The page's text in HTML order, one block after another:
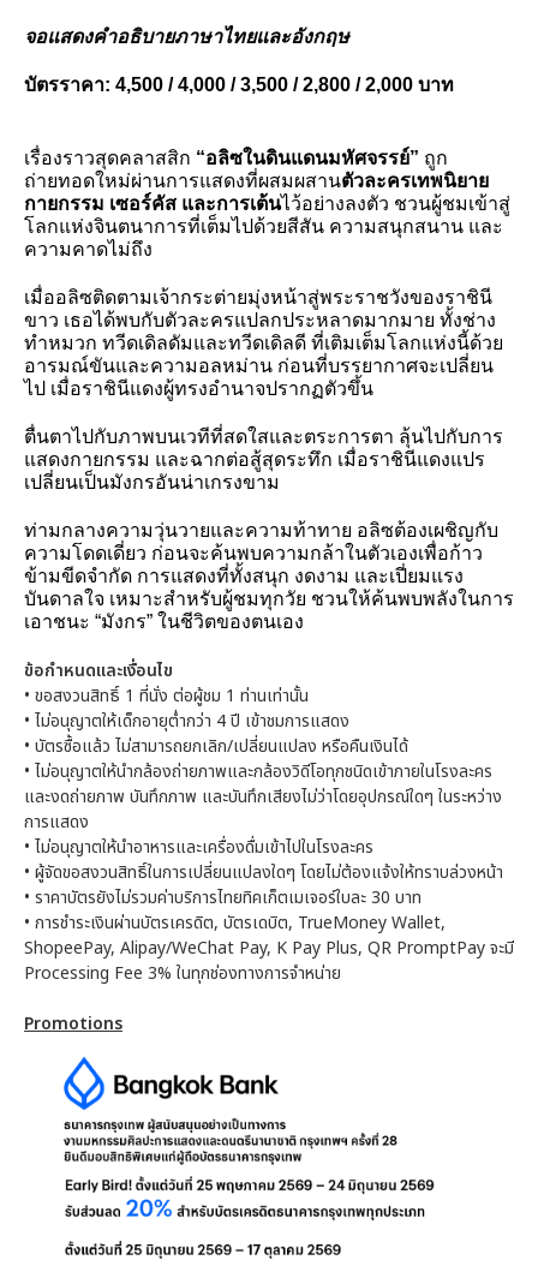
จอแสดงคำอธิบายภาษาไทยและอังกฤษ
บัตรราคา: 4,500 / 4,000 / 3,500 / 2,800 / 2,000 บาท
เรื่องราวสุดคลาสสิก “อลิซในดินแดนมหัศจรรย์” ถูก
ถ่ายทอดใหม่ผ่านการแสดงที่ผสมผสานตัวละครเทพนิยาย
กายกรรม เซอร์คัส และการเต้นไว้อย่างลงตัว ชวนผู้ชมเข้าสู่
โลกแห่งจินตนาการที่เต็มไปด้วยสีสัน ความสนุกสนาน และ
ความคาดไม่ถึง
เมื่ออลิซติดตามเจ้ากระต่ายมุ่งหน้าสู่พระราชวังของราชินี
ขาว เธอได้พบกับตัวละครแปลกประหลาดมากมาย ทั้งช่าง
ทำหมวก ทวีดเดิลดัมและทวีดเดิลดี ที่เติมเต็มโลกแห่งนี้ด้วย
อารมณ์ขันและความอลหม่าน ก่อนที่บรรยากาศจะเปลี่ยน
ไป เมื่อราชินีแดงผู้ทรงอำนาจปรากฏตัวขึ้น
ตื่นตาไปกับภาพบนเวทีที่สดใสและตระการตา ลุ้นไปกับการ
แสดงกายกรรม และฉากต่อสู้สุดระทึก เมื่อราชินีแดงแปร
เปลี่ยนเป็นมังกรอันน่าเกรงขาม
ท่ามกลางความวุ่นวายและความท้าทาย อลิซต้องเผชิญกับ
ความโดดเดี่ยว ก่อนจะค้นพบความกล้าในตัวเองเพื่อก้าว
ข้ามขีดจำกัด การแสดงที่ทั้งสนุก งดงาม และเปี่ยมแรง
บันดาลใจ เหมาะสำหรับผู้ชมทุกวัย ชวนให้ค้นพบพลังในการ
เอาชนะ “มังกร” ในชีวิตของตนเอง
ข้อกำหนดและเงื่อนไข
• ขอสงวนสิทธิ์ 1 ที่นั่ง ต่อผู้ชม 1 ท่านเท่านั้น
• ไม่อนุญาตให้เด็กอายุต่ำกว่า 4 ปี เข้าชมการแสดง
• บัตรซื้อแล้ว ไม่สามารถยกเลิก/เปลี่ยนแปลง หรือคืนเงินได้
• ไม่อนุญาตให้นำกล้องถ่ายภาพและกล้องวิดีโอทุกชนิดเข้าภายในโรงละคร
และงดถ่ายภาพ บันทึกภาพ และบันทึกเสียงไม่ว่าโดยอุปกรณ์ใดๆ ในระหว่าง
การแสดง
• ไม่อนุญาตให้นำอาหารและเครื่องดื่มเข้าไปในโรงละคร
• ผู้จัดขอสงวนสิทธิ์ในการเปลี่ยนแปลงใดๆ โดยไม่ต้องแจ้งให้ทราบล่วงหน้า
• ราคาบัตรยังไม่รวมค่าบริการไทยทิคเก็ตเมเจอร์ใบละ 30 บาท
• การชำระเงินผ่านบัตรเครดิต, บัตรเดบิต, TrueMoney Wallet,
ShopeePay, Alipay/WeChat Pay, K Pay Plus, QR PromptPay จะมี
Processing Fee 3% ในทุกช่องทางการจำหน่าย
Promotions